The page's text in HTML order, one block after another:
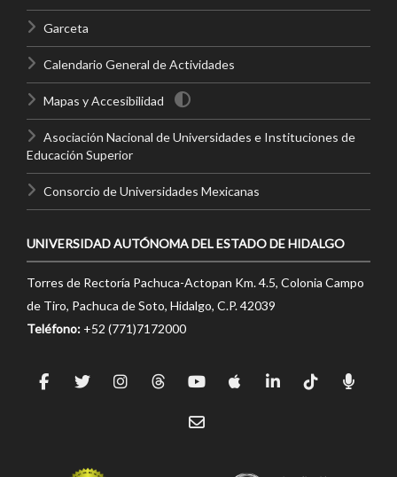
Garceta
Calendario General de Actividades
Mapas y Accesibilidad
Asociación Nacional de Universidades e Instituciones de
Educación Superior
Consorcio de Universidades Mexicanas
UNIVERSIDAD AUTÓNOMA DEL ESTADO DE HIDALGO
Torres de Rectoría Pachuca-Actopan Km. 4.5, Colonia Campo
de Tiro, Pachuca de Soto, Hidalgo, C.P. 42039
Teléfono: +52 (771)7172000